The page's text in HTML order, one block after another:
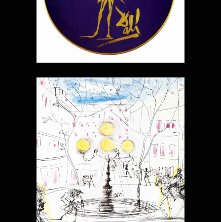
GRAVURES
INDIVIDUELLES